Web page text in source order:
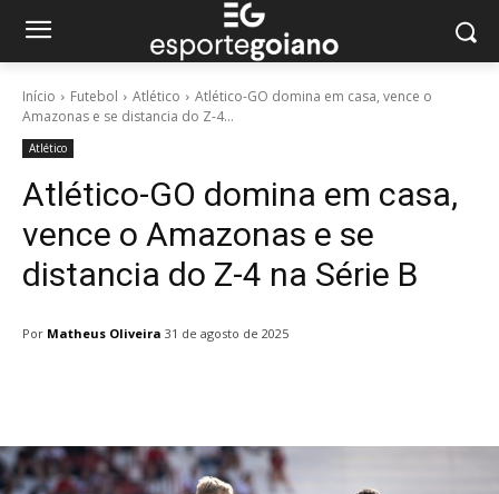
Início Futebol Atlético
Atlético-GO domina em casa, vence o
Amazonas e se distancia do Z-4...
Atlético
Atlético-GO domina em casa,
vence o Amazonas e se
distancia do Z-4 na Série B
Por Matheus Oliveira 31 de agosto de 2025